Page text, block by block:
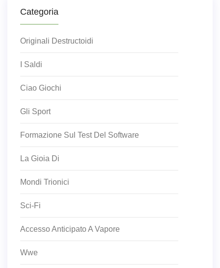
Categoria
Originali Destructoidi
I Saldi
Ciao Giochi
Gli Sport
Formazione Sul Test Del Software
La Gioia Di
Mondi Trionici
Sci-Fi
Accesso Anticipato A Vapore
Wwe